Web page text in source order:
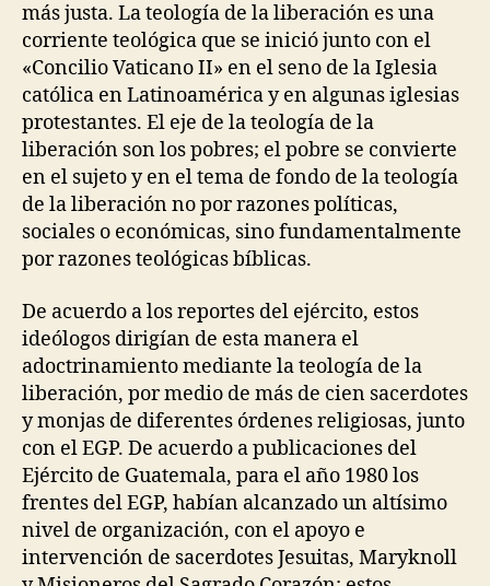
más justa. La teología de la liberación es una
corriente teológica que se inició junto con el
«Concilio Vaticano II» en el seno de la Iglesia
católica en Latinoamérica y en algunas iglesias
protestantes. El eje de la teología de la
liberación son los pobres; el pobre se convierte
en el sujeto y en el tema de fondo de la teología
de la liberación no por razones políticas,
sociales o económicas, sino fundamentalmente
por razones teológicas bíblicas.
De acuerdo a los reportes del ejército, estos
ideólogos dirigían de esta manera el
adoctrinamiento mediante la teología de la
liberación, por medio de más de cien sacerdotes
y monjas de diferentes órdenes religiosas, junto
con el EGP. De acuerdo a publicaciones del
Ejército de Guatemala, para el año 1980 los
frentes del EGP, habían alcanzado un altísimo
nivel de organización, con el apoyo e
intervención de sacerdotes Jesuitas, Maryknoll